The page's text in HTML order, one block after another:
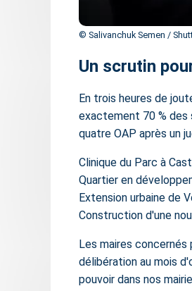
© Salivanchuk Semen /
Un scrutin
En trois heures de
exactement 70 % des
quatre OAP après un
Clinique du Parc à
Quartier en
Extension urbaine de
Construction d'une
Les maires
délibération au mois
pouvoir dans nos